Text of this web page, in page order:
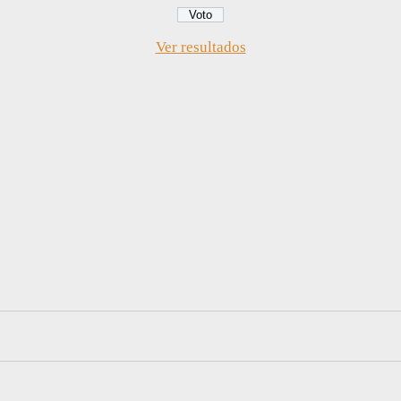
Ver resultados